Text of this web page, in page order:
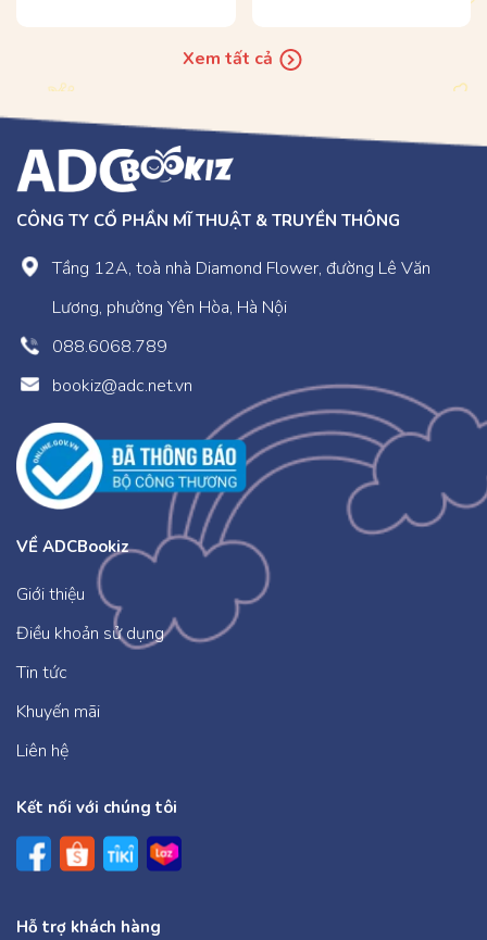
Xem tất cả
CÔNG TY CỔ PHẦN MĨ THUẬT & TRUYỀN THÔNG
Tầng 12A, toà nhà Diamond Flower, đường Lê Văn
Lương, phường Yên Hòa, Hà Nội
088.6068.789
bookiz@adc.net.vn
VỀ ADCBookiz
Giới thiệu
Điều khoản sử dụng
Tin tức
Khuyến mãi
Liên hệ
Kết nối với chúng tôi
Hỗ trợ khách hàng